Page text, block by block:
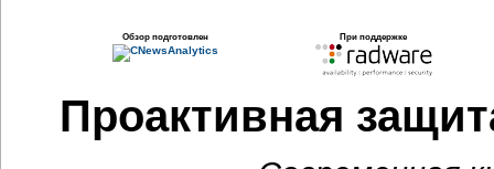
Обзор подготовлен При поддержке
Проактивная